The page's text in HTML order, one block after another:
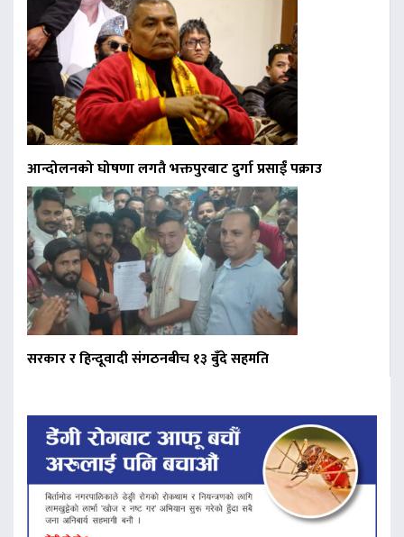
आन्दोलनको घोषणा लगतै भक्तपुरबाट दुर्गा प्रसाईं पक्राउ
सरकार र हिन्दूवादी संगठनबीच १३ बुँदे सहमति